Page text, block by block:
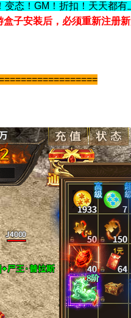
态！GM！折扣！天天都有
子安装后，必须重新注册